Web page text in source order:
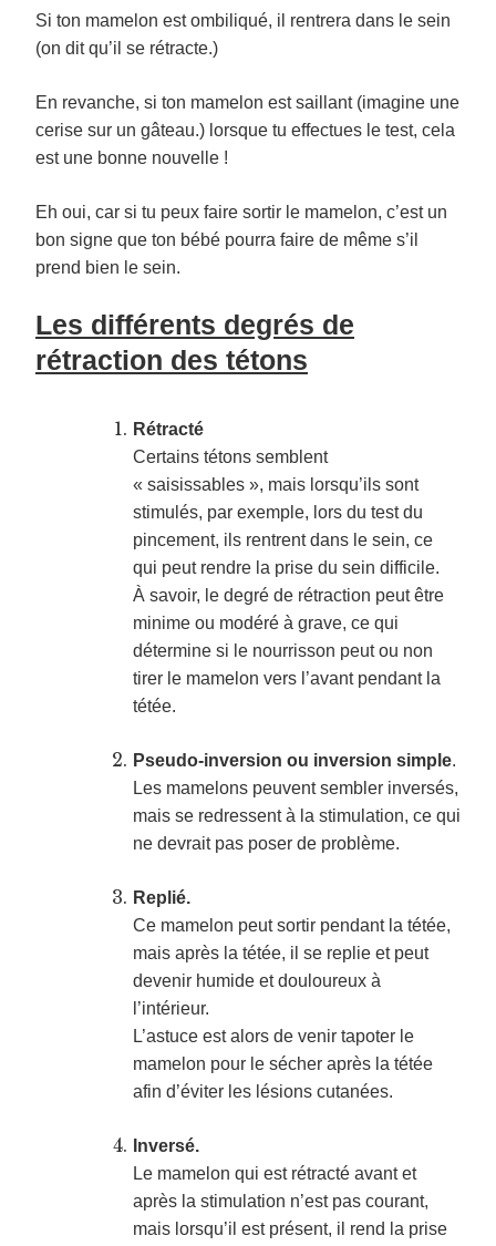
Si ton mamelon est ombiliqué, il rentrera dans le sein
(on dit qu’il se rétracte.)
En revanche, si ton mamelon est saillant (imagine une
cerise sur un gâteau.) lorsque tu effectues le test, cela
est une bonne nouvelle !
Eh oui, car si tu peux faire sortir le mamelon, c’est un
bon signe que ton bébé pourra faire de même s’il
prend bien le sein.
Les différents degrés de
rétraction des tétons
Rétracté
Certains tétons semblent
« saisissables », mais lorsqu’ils sont
stimulés, par exemple, lors du test du
pincement, ils rentrent dans le sein, ce
qui peut rendre la prise du sein difficile.
À savoir, le degré de rétraction peut être
minime ou modéré à grave, ce qui
détermine si le nourrisson peut ou non
tirer le mamelon vers l’avant pendant la
tétée.
Pseudo-inversion ou inversion simple.
Les mamelons peuvent sembler inversés,
mais se redressent à la stimulation, ce qui
ne devrait pas poser de problème.
Replié.
Ce mamelon peut sortir pendant la tétée,
mais après la tétée, il se replie et peut
devenir humide et douloureux à
l’intérieur.
L’astuce est alors de venir tapoter le
mamelon pour le sécher après la tétée
afin d’éviter les lésions cutanées.
Inversé.
Le mamelon qui est rétracté avant et
après la stimulation n’est pas courant,
mais lorsqu’il est présent, il rend la prise